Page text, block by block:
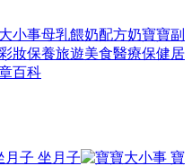
小事母乳餵奶配方奶寶寶副
妝保養旅遊美食醫療保健居
百科
坐月子
寶